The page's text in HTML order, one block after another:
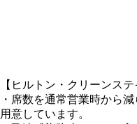
【ヒルトン・クリーンステ
・席数を通常営業時から
用意しています。